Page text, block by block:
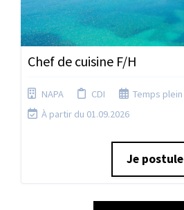
Chef de cuisine F/H
NAPA CDI Temps plein
À partir du 01.09.2026
Je postule